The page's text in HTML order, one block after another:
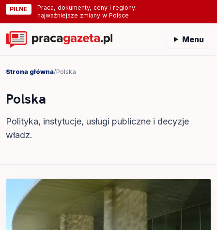
PILNE
Praca, dokumenty, ceny i regiony:
najważniejsze zmiany w Polsce
Menu
Strona główna/Polska
Polska
Polityka, instytucje, usługi publiczne i decyzje
władz.